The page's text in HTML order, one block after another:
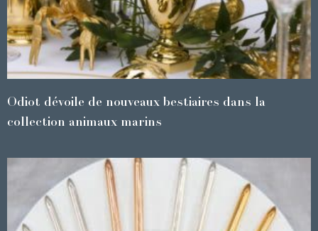
Odiot dévoile de nouveaux bestiaires dans la
collection animaux marins